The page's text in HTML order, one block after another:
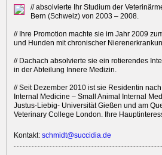
// absolvierte Ihr Studium der
Bern (Schweiz) von 2003 – 2008.
// Ihre Promotion machte sie im Jahr 2009
und Hunden mit chronischer
// Dachach absolvierte sie ein rotierendes
in der Abteilung Innere Medizin.
// Seit Dezember 2010 ist sie Residentin
Internal Medicine – Small Animal Internal
Justus-Liebig- Universität Gießen und am
Veterinary College London. Ihre
Kontakt: schmidt@succidia.de